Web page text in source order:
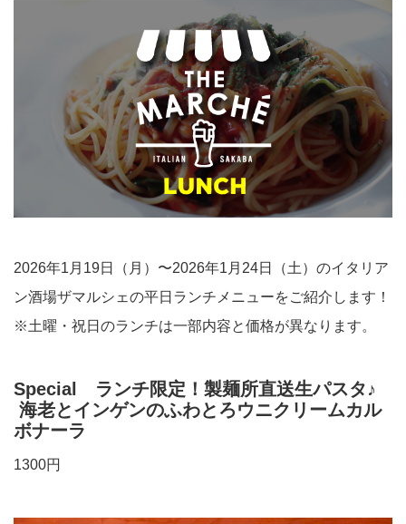
2026年1月19日（月）〜2026年1月24日（土）のイタリア
ン酒場ザマルシェの平日ランチメニューをご紹介します！
※土曜・祝日のランチは一部内容と価格が異なります。
Special ランチ限定！製麺所直送生パスタ♪
海老とインゲンのふわとろウニクリームカル
ボナーラ
1300円